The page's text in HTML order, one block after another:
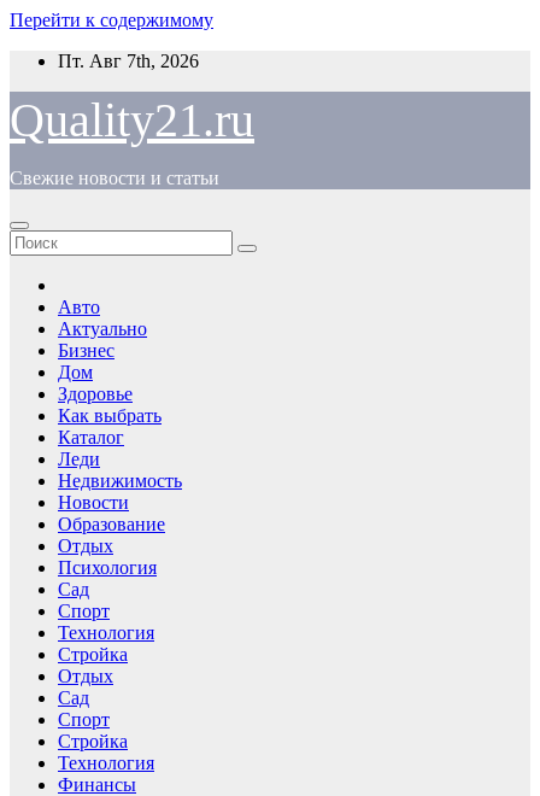
Перейти к содержимому
Пт. Авг 7th, 2026
Quality21.ru
Свежие новости и статьи
Авто
Актуально
Бизнес
Дом
Здоровье
Как выбрать
Каталог
Леди
Недвижимость
Новости
Образование
Отдых
Психология
Сад
Спорт
Технология
Стройка
Отдых
Сад
Спорт
Стройка
Технология
Финансы